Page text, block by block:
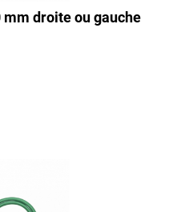
mm droite ou gauche